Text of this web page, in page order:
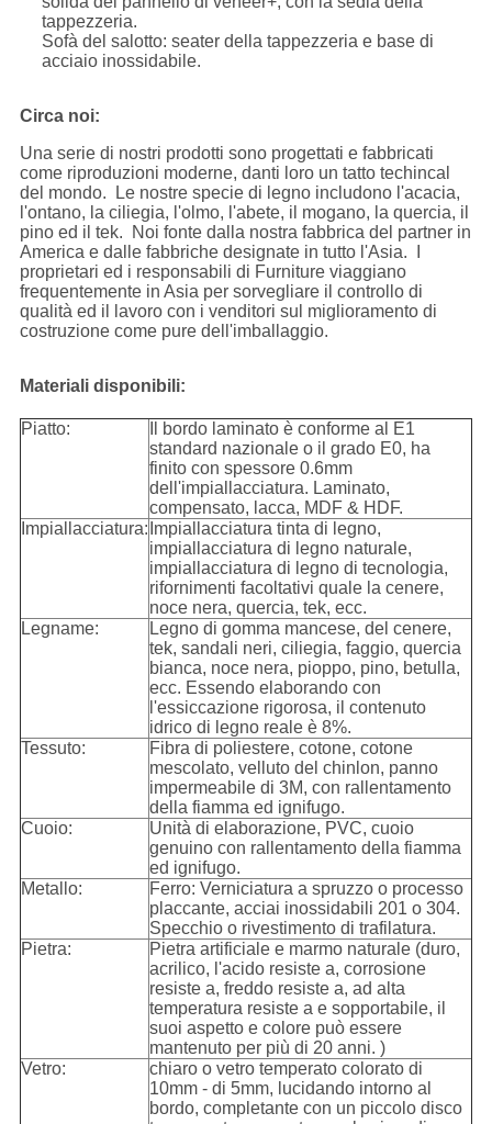
tappezzeria.
Sofà del salotto: seater della tappezzeria e base di
acciaio inossidabile.
Circa noi:
Una serie di nostri prodotti sono progettati e fabbricati
come riproduzioni moderne, danti loro un tatto techincal
del mondo. Le nostre specie di legno includono l'acacia,
l'ontano, la ciliegia, l'olmo, l'abete, il mogano, la quercia, il
pino ed il tek. Noi fonte dalla nostra fabbrica del partner in
America e dalle fabbriche designate in tutto l'Asia. I
proprietari ed i responsabili di Furniture viaggiano
frequentemente in Asia per sorvegliare il controllo di
qualità ed il lavoro con i venditori sul miglioramento di
costruzione come pure dell'imballaggio.
Materiali disponibili:
Piatto:
Il bordo laminato è conforme al E1
standard nazionale o il grado E0, ha
finito con spessore 0.6mm
dell'impiallacciatura. Laminato,
compensato, lacca, MDF & HDF.
Impiallacciatura: Impiallacciatura tinta di legno,
impiallacciatura di legno naturale,
impiallacciatura di legno di tecnologia,
rifornimenti facoltativi quale la cenere,
noce nera, quercia, tek, ecc.
Legname:
Legno di gomma mancese, del cenere,
tek, sandali neri, ciliegia, faggio, quercia
bianca, noce nera, pioppo, pino, betulla,
ecc. Essendo elaborando con
l'essiccazione rigorosa, il contenuto
idrico di legno reale è 8%.
Tessuto:
Fibra di poliestere, cotone, cotone
mescolato, velluto del chinlon, panno
impermeabile di 3M, con rallentamento
della fiamma ed ignifugo.
Cuoio:
Unità di elaborazione, PVC, cuoio
genuino con rallentamento della fiamma
ed ignifugo.
Metallo:
Ferro: Verniciatura a spruzzo o processo
placcante, acciai inossidabili 201 o 304.
Specchio o rivestimento di trafilatura.
Pietra:
Pietra artificiale e marmo naturale (duro,
acrilico, l'acido resiste a, corrosione
resiste a, freddo resiste a, ad alta
temperatura resiste a e sopportabile, il
suoi aspetto e colore può essere
mantenuto per più di 20 anni. )
Vetro:
chiaro o vetro temperato colorato di
10mm - di 5mm, lucidando intorno al
bordo, completante con un piccolo disco